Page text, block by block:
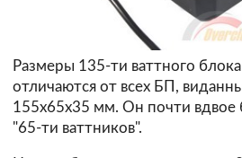
Размеры 135-ти ваттного
отличаются от всех БП,
155x65x35 мм. Он почти вдвое
"65-ти ваттников".